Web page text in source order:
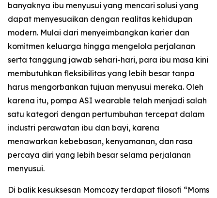
banyaknya ibu menyusui yang mencari solusi yang
dapat menyesuaikan dengan realitas kehidupan
modern. Mulai dari menyeimbangkan karier dan
komitmen keluarga hingga mengelola perjalanan
serta tanggung jawab sehari-hari, para ibu masa kini
membutuhkan fleksibilitas yang lebih besar tanpa
harus mengorbankan tujuan menyusui mereka. Oleh
karena itu, pompa ASI wearable telah menjadi salah
satu kategori dengan pertumbuhan tercepat dalam
industri perawatan ibu dan bayi, karena
menawarkan kebebasan, kenyamanan, dan rasa
percaya diri yang lebih besar selama perjalanan
menyusui.
Di balik kesuksesan Momcozy terdapat filosofi “Moms